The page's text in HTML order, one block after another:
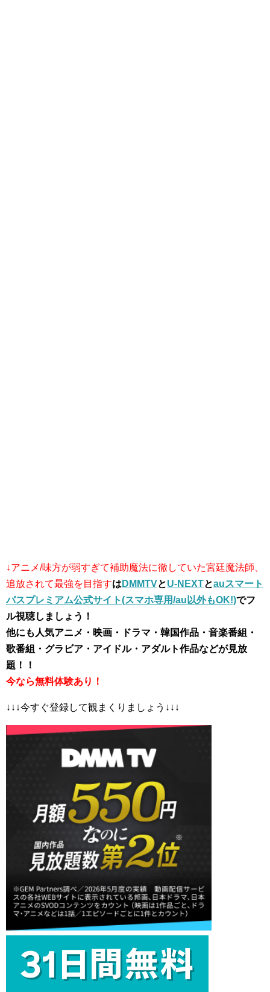
↓アニメ/味方が弱すぎて補助魔法に徹していた宮廷魔法師、
追放されて最強を目指すは DMMTVとU-NEXTとauスマート
パスプレミアム公式サイト(スマホ専用/au以外もOK!)でフ
ル視聴しましょう！
他にも人気アニメ・映画・ドラマ・韓国作品・音楽番組・
歌番組・グラビア・アイドル・アダルト作品などが見放
題！！
今なら無料体験あり！
↓↓↓今すぐ登録して観まくりましょう↓↓↓